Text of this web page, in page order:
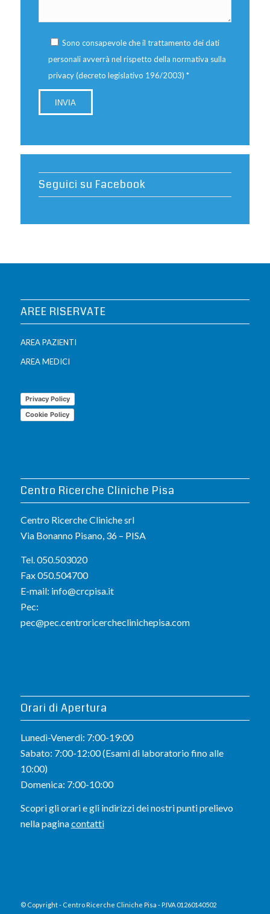
Sono consapevole che il trattamento dei dati
personali avverrà nel rispetto della normativa sulla
privacy (decreto legislativo 196/2003) *
Seguici su Facebook
AREE RISERVATE
AREA PAZIENTI
AREA MEDICI
Privacy Policy
Cookie Policy
Centro Ricerche Cliniche Pisa
Centro Ricerche Cliniche srl
Via Bonanno Pisano, 36 – PISA
Tel. 050.503020
Fax 050.504700
E-mail: info@crcpisa.it
Pec:
pec@pec.centroricercheclinichepisa.com
Orari di Apertura
Lunedì-Venerdi: 7:00-19:00
Sabato: 7:00-12:00 (Esami di laboratorio fino alle
10:00)
Domenica: 7:00-10:00
Scopri gli orari e gli indirizzi dei nostri punti prelievo
nella paginacontatti
© Copyright - Centro Ricerche Cliniche Pisa - P.IVA 01260140502